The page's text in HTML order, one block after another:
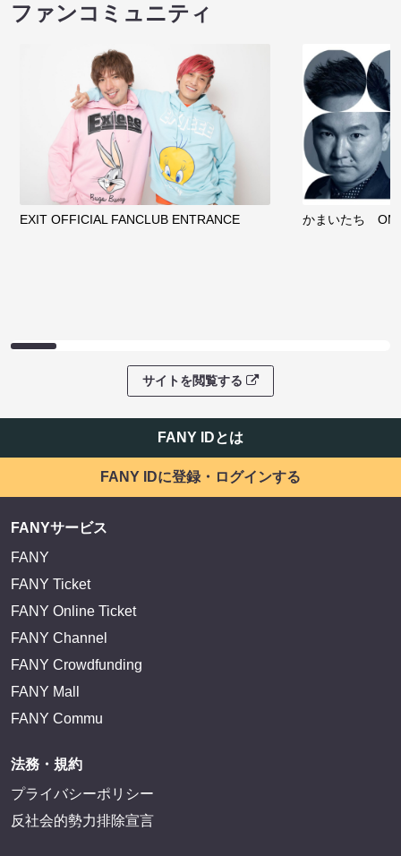
ファンコミュニティ
EXIT OFFICIAL FANCLUB ENTRANCE かまいたち
サイトを閲覧する
FANY IDとは
FANY IDに登録・ログインする
FANYサービス
FANY
FANY Ticket
FANY Online Ticket
FANY Channel
FANY Crowdfunding
FANY Mall
FANY Commu
法務・規約
プライバシーポリシー
反社会的勢力排除宣言